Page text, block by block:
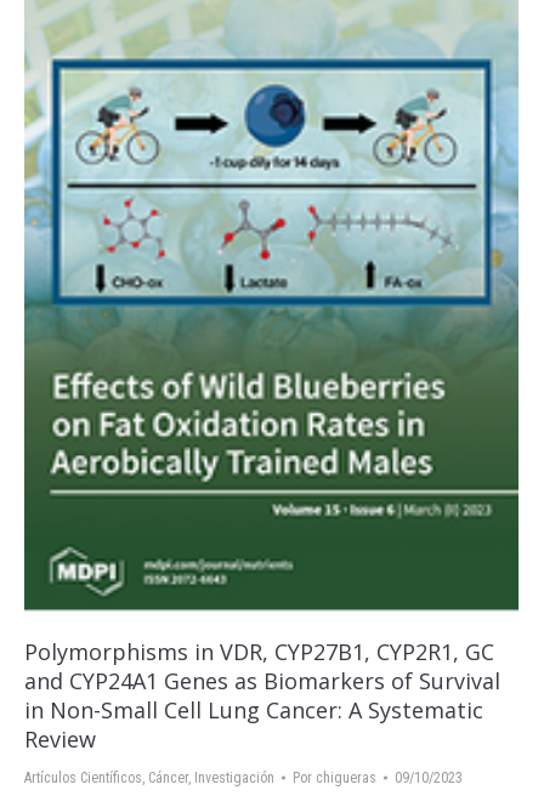
Polymorphisms in VDR, CYP27B1, CYP2R1, GC
and CYP24A1 Genes as Biomarkers of Survival
in Non-Small Cell Lung Cancer: A Systematic
Review
Artículos Científicos, Cáncer, Investigación Por chigueras 09/10/2023